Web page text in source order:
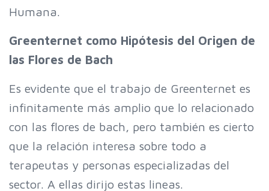
Humana.
Greenternet como Hipótesis del Origen de
las Flores de Bach
Es evidente que el trabajo de Greenternet es
infinitamente más amplio que lo relacionado
con las flores de bach, pero también es cierto
que la relación interesa sobre todo a
terapeutas y personas especializadas del
sector. A ellas dirijo estas lineas.